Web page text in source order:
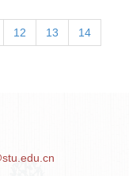
12 13 14